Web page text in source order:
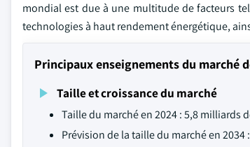
mondial est due à une multitude de facteurs
technologies à haut rendement énergétique,
Principaux enseignements du marché
Taille et croissance du marché
Taille du marché en 2024 : 5,8 milliards
Prévision de la taille du marché en